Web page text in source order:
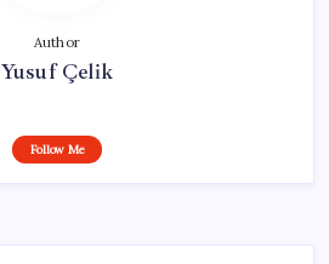
Author
Yusuf Çelik
Follow Me